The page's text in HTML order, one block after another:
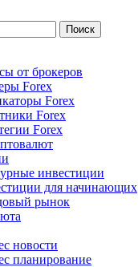
от брокеров
Forex
Forex
Forex
Forex
инвестиции
для начинающих
рынок
новости
планирование